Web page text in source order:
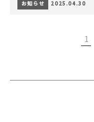
お知らせ 2025.04.30
1